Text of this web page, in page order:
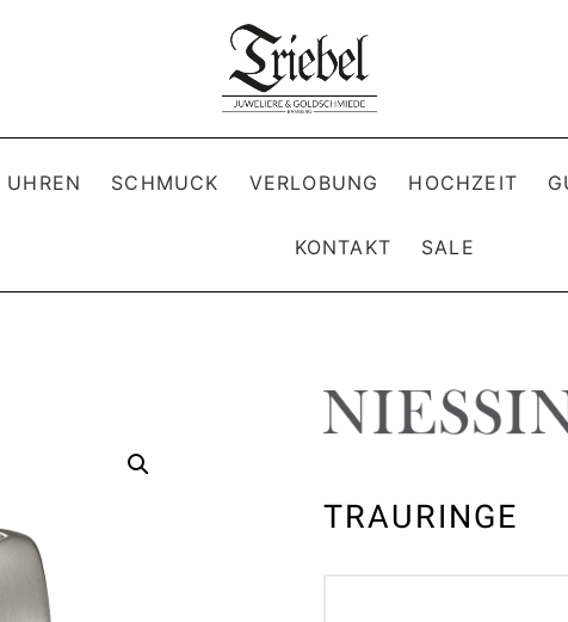
UHREN SCHMUCK VERLOBUNG HOCHZEIT
KONTAKT SALE
TRAURINGE